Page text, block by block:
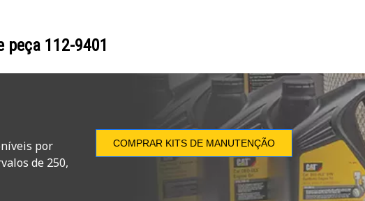
peça 112-9401
por
de 250,
COMPRAR KITS DE MANUTENÇÃO